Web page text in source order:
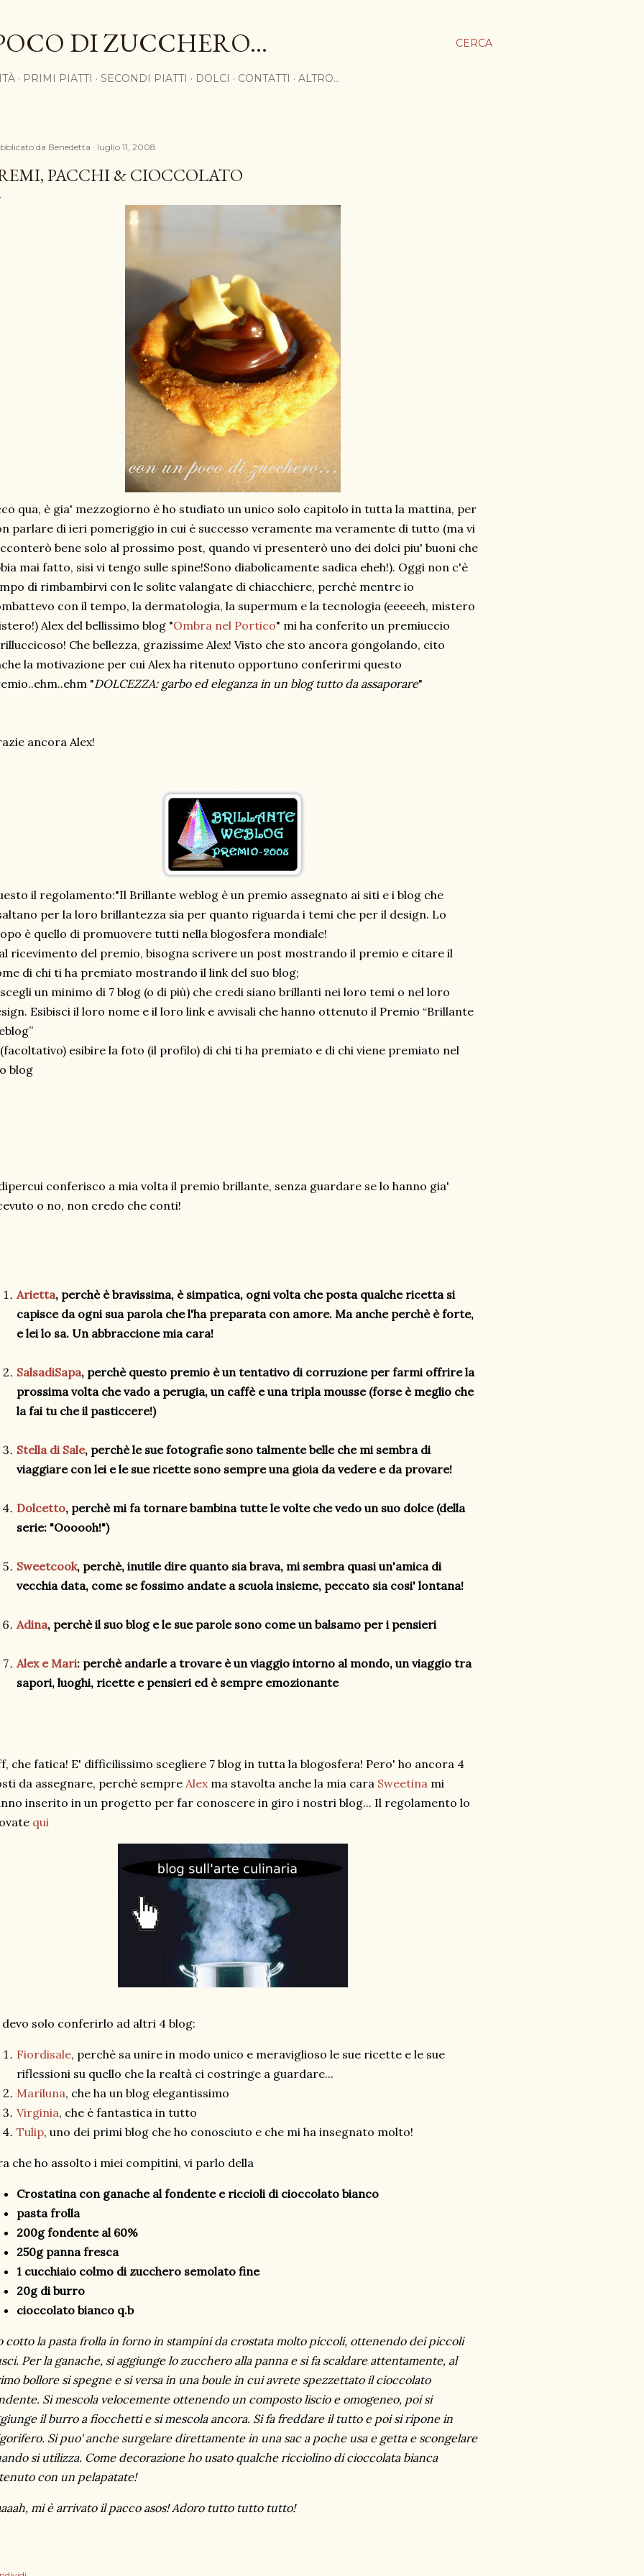
CERCA
DI ZUCCHERO...
PRIMI PIATTI SECONDI PIATTI DOLCI CONTATTI ALTRO…
da Benedetta luglio 11, 2008
PACCHI & CIOCCOLATO
qua, è gia' mezzogiorno è ho studiato un unico solo capitolo in tutta la mattina, per
parlare di ieri pomeriggio in cui è successo veramente ma veramente di tutto (ma vi
bene solo al prossimo post, quando vi presenterò uno dei dolci piu' buoni che
mai fatto, sisi vi tengo sulle spine!Sono diabolicamente sadica eheh!). Oggi non c'è
di rimbambirvi con le solite valangate di chiacchiere, perchè mentre io
con il tempo, la dermatologia, la supermum e la tecnologia (eeeeeh, mistero
Alex del bellissimo blog "Ombra nel Portico" mi ha conferito un premiuccio
Che bellezza, grazissime Alex! Visto che sto ancora gongolando, cito
la motivazione per cui Alex ha ritenuto opportuno conferirmi questo
"DOLCEZZA: garbo ed eleganza in un blog tutto da assaporare"
ancora Alex!
il regolamento:"Il Brillante weblog è un premio assegnato ai siti e i blog che
per la loro brillantezza sia per quanto riguarda i temi che per il design. Lo
è quello di promuovere tutti nella blogosfera mondiale!
ricevimento del premio, bisogna scrivere un post mostrando il premio e citare il
di chi ti ha premiato mostrando il link del suo blog;
un minimo di 7 blog (o di più) che credi siano brillanti nei loro temi o nel loro
Esibisci il loro nome e il loro link e avvisali che hanno ottenuto il Premio “Brillante
esibire la foto (il profilo) di chi ti ha premiato e di chi viene premiato nel
blog
conferisco a mia volta il premio brillante, senza guardare se lo hanno gia'
o no, non credo che conti!
Arietta, perchè è bravissima, è simpatica, ogni volta che posta qualche ricetta si
capisce da ogni sua parola che l'ha preparata con amore. Ma anche perchè è forte,
e lei lo sa. Un abbraccione mia cara!
SalsadiSapa, perchè questo premio è un tentativo di corruzione per farmi offrire la
prossima volta che vado a perugia, un caffè e una tripla mousse (forse è meglio che
la fai tu che il pasticcere!)
Stella di Sale, perchè le sue fotografie sono talmente belle che mi sembra di
viaggiare con lei e le sue ricette sono sempre una gioia da vedere e da provare!
Dolcetto, perchè mi fa tornare bambina tutte le volte che vedo un suo dolce (della
serie: "Oooooh!")
Sweetcook, perchè, inutile dire quanto sia brava, mi sembra quasi un'amica di
vecchia data, come se fossimo andate a scuola insieme, peccato sia cosi' lontana!
Adina, perchè il suo blog e le sue parole sono come un balsamo per i pensieri
Alex e Mari: perchè andarle a trovare è un viaggio intorno al mondo, un viaggio tra
sapori, luoghi, ricette e pensieri ed è sempre emozionante
che fatica! E' difficilissimo scegliere 7 blog in tutta la blogosfera! Pero' ho ancora 4
da assegnare, perchè sempre Alex ma stavolta anche la mia cara Sweetina mi
inserito in un progetto per far conoscere in giro i nostri blog... Il regolamento lo
qui
devo solo conferirlo ad altri 4 blog:
Fiordisale, perchè sa unire in modo unico e meraviglioso le sue ricette e le sue
riflessioni su quello che la realtà ci costringe a guardare...
Mariluna, che ha un blog elegantissimo
Virginia, che è fantastica in tutto
Tulip, uno dei primi blog che ho conosciuto e che mi ha insegnato molto!
che ho assolto i miei compitini, vi parlo della
Crostatina con ganache al fondente e riccioli di cioccolato bianco
pasta frolla
200g fondente al 60%
250g panna fresca
1 cucchiaio colmo di zucchero semolato fine
20g di burro
cioccolato bianco q.b
cotto la pasta frolla in forno in stampini da crostata molto piccoli, ottenendo dei piccoli
Per la ganache, si aggiunge lo zucchero alla panna e si fa scaldare attentamente, al
bollore si spegne e si versa in una boule in cui avrete spezzettato il cioccolato
Si mescola velocemente ottenendo un composto liscio e omogeneo, poi si
il burro a fiocchetti e si mescola ancora. Si fa freddare il tutto e poi si ripone in
Si puo' anche surgelare direttamente in una sac a poche usa e getta e scongelare
si utilizza. Come decorazione ho usato qualche ricciolino di cioccolata bianca
con un pelapatate!
mi è arrivato il pacco asos! Adoro tutto tutto tutto!